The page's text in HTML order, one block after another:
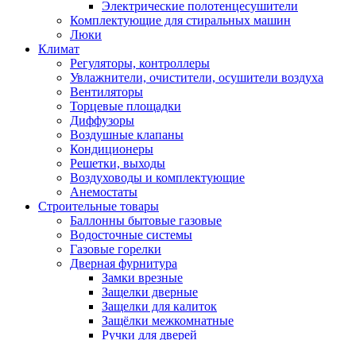
Электрические полотенцесушители
Комплектующие для стиральных машин
Люки
Климат
Регуляторы, контроллеры
Увлажнители, очистители, осушители воздуха
Вентиляторы
Торцевые площадки
Диффузоры
Воздушные клапаны
Кондиционеры
Решетки, выходы
Воздуховоды и комплектующие
Анемостаты
Строительные товары
Баллонны бытовые газовые
Водосточные системы
Газовые горелки
Дверная фурнитура
Замки врезные
Защелки дверные
Защелки для калиток
Защёлки межкомнатные
Ручки для дверей